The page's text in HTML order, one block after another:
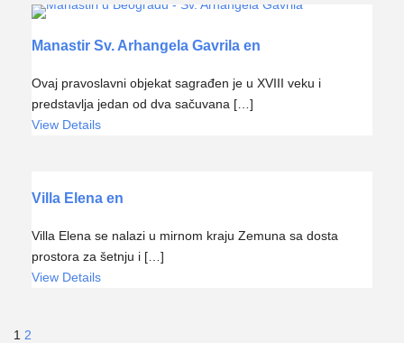
Manastir Sv. Arhangela Gavrila en
Ovaj pravoslavni objekat sagrađen je u XVIII veku i
predstavlja jedan od dva sačuvana […]
View Details
Villa Elena en
Villa Elena se nalazi u mirnom kraju Zemuna sa dosta
prostora za šetnju i […]
View Details
1 2